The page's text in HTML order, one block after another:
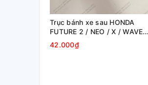
Trục bánh xe sau HONDA
FUTURE 2 / NEO / X / WAVE
RS 100
42.000₫